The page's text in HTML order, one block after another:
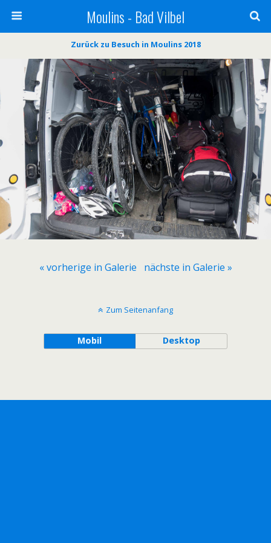
Moulins - Bad Vilbel
Zurück zu Besuch in Moulins 2018
« vorherige in Galerie nächste in Galerie »
Zum Seitenanfang
Mobil Desktop